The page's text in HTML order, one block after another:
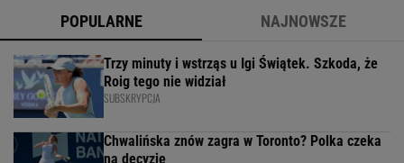
POPULARNE NAJNOWSZE
Trzy minuty i wstrząs u Igi Świątek. Szkoda, że
Roig tego nie widział
SUBSKRYPCJA
Chwalińska znów zagra w Toronto? Polka czeka
na decyzję